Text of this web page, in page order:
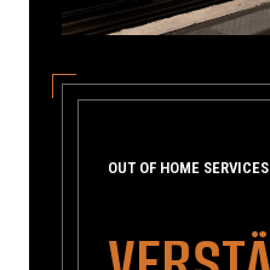
OUT OF HOME SERVICES